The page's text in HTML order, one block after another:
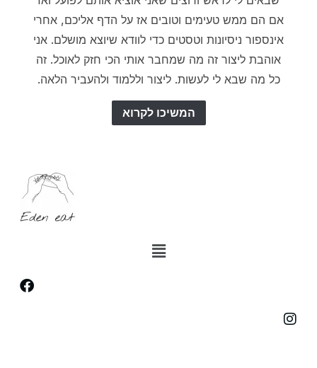
אם הם ממש טעימים וטובים אז על הדף אליכם, אחרי
אינספור ניסיונות וטסטים כדי לוודא שיוצא מושלם. אני
אוהבת ליצור זה מה שמחבר אותי הכי חזק לאוכל. זה
כל מה שבא לי לעשות. ליצור וללמוד ולהעביר הלאה.
המשיכו לקרוא